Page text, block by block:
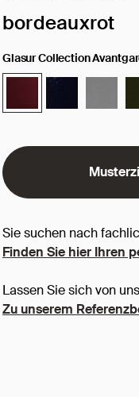
Ausgewählte
bordeauxrot
Glasur Collection
Sie suchen nach
Finden Sie hier Ihren
Lassen Sie sich von
Zu unserem